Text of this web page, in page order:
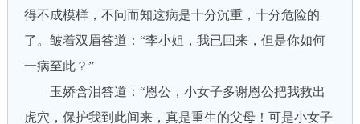
得不成模样，不问而知这病是十分沉重，十分危险的
了。皱着双眉答道：“李小姐，我已回来，但是你如何
一病至此？”
玉娇含泪答道：“恩公，小女子多谢恩公把我救出
虎穴，保护我到此间来，真是重生的父母！可是小女子